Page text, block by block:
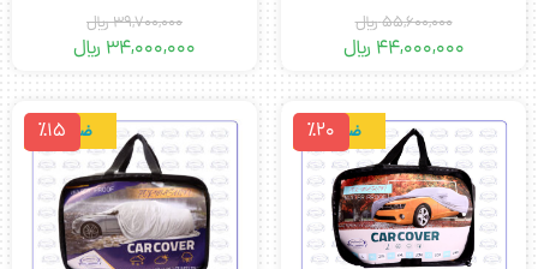
55,600,000﷼
44,000,000 ﷼
39,700,000﷼
34,000,000 ﷼
ضدآب
٪20 ضدآب
٪15